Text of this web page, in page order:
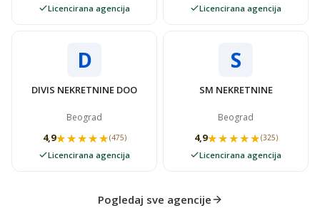
Licencirana agencija Licencirana agencija
D
DIVIS NEKRETNINE DOO
Beograd
4,9★★★★★
★★★★★(475)
Licencirana agencija
S
SM NEKRETNINE
Beograd
4,9★★★★★
★★★★★(325)
Licencirana agencija
Pogledaj sve agencije